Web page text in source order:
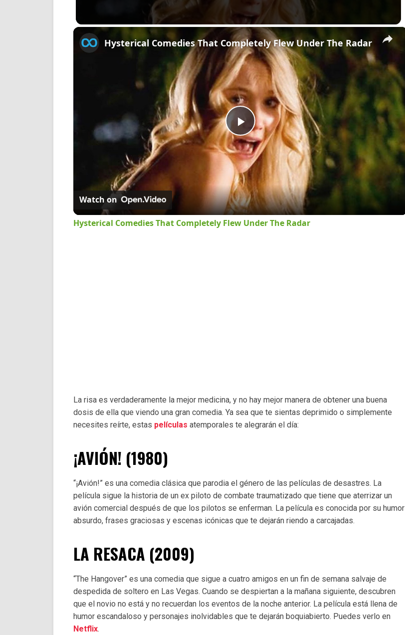
×
Play
Video
Hysterical Comedies That Completely Flew Under The Radar
Watch on
Hysterical Comedies That Completely Flew Under The Radar
La risa es verdaderamente la mejor medicina, y no hay mejor manera de obtener una buena
dosis de ella que viendo una gran comedia. Ya sea que te sientas deprimido o simplemente
necesites reírte, estas películas atemporales te alegrarán el día:
¡AVIÓN! (1980)
“¡Avión!” es una comedia clásica que parodia el género de las películas de desastres. La
película sigue la historia de un ex piloto de combate traumatizado que tiene que aterrizar un
avión comercial después de que los pilotos se enferman. La película es conocida por su humor
absurdo, frases graciosas y escenas icónicas que te dejarán riendo a carcajadas.
LA RESACA (2009)
“The Hangover” es una comedia que sigue a cuatro amigos en un fin de semana salvaje de
despedida de soltero en Las Vegas. Cuando se despiertan a la mañana siguiente, descubren
que el novio no está y no recuerdan los eventos de la noche anterior. La película está llena de
humor escandaloso y personajes inolvidables que te dejarán boquiabierto. Puedes verlo en
Netflix.